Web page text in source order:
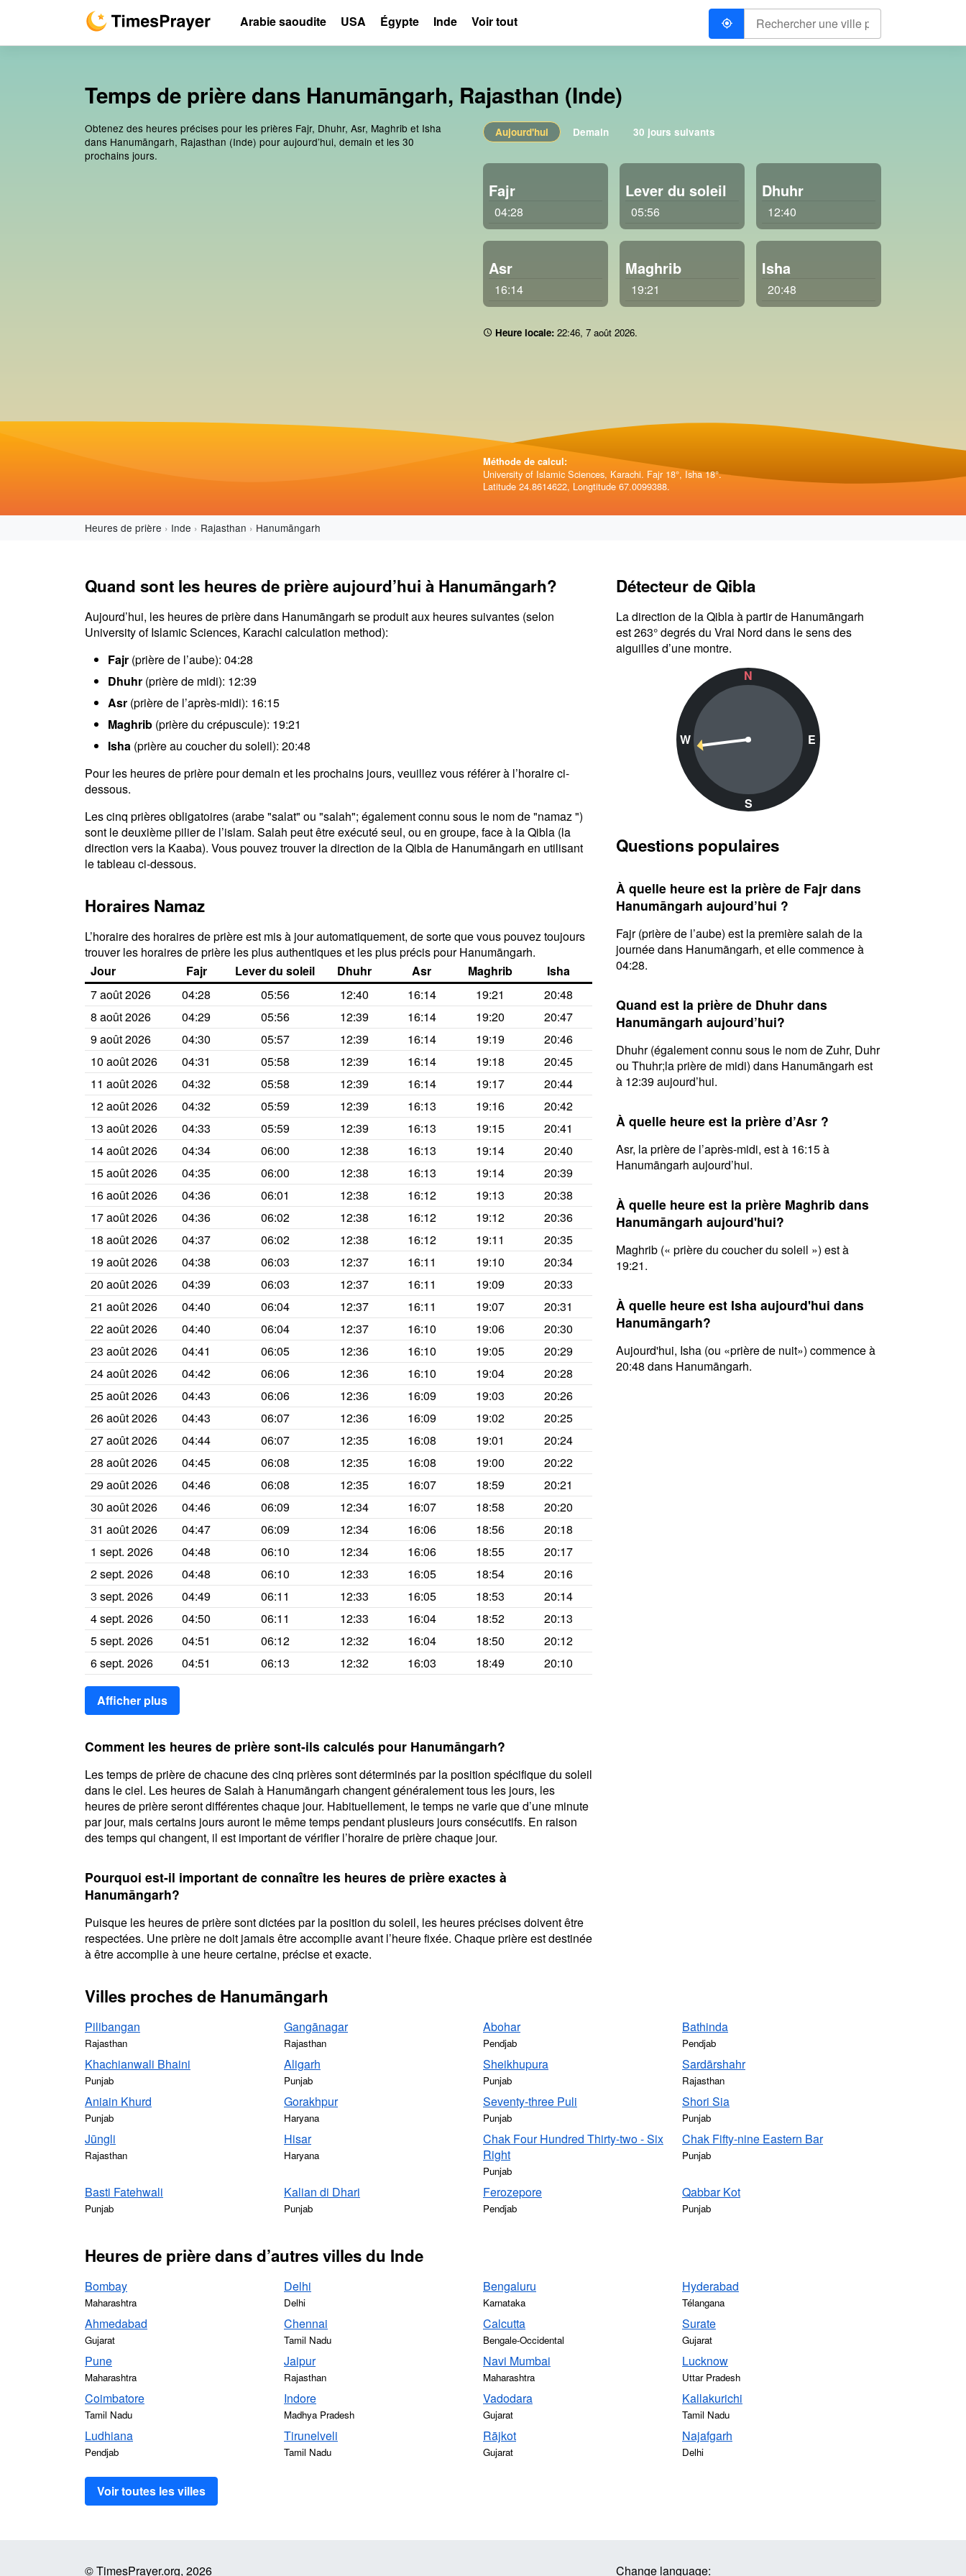
Temps de prière dans Hanumāngarh, Rajasthan (Inde)
Obtenez des heures précises pour les prières Fajr, Dhuhr, Asr, Maghrib et Isha
dans Hanumāngarh, Rajasthan (Inde) pour aujourd’hui, demain et les 30
prochains jours.
Aujourd'hui Demain 30 jours suivants
Fajr
04:28
Lever du soleil
05:56
Dhuhr
12:40
Asr
16:14
Maghrib
19:21
Isha
20:48
Heure locale: 22:46, 7 août 2026.
Méthode de calcul:
University of Islamic Sciences, Karachi. Fajr 18°, Isha 18°.
Latitude 24.8614622, Longtitude 67.0099388.
Heures de prière Inde Rajasthan Hanumāngarh
Quand sont les heures de prière aujourd’hui à Hanumāngarh?
Aujourd’hui, les heures de prière dans Hanumāngarh se produit aux heures suivantes (selon
University of Islamic Sciences, Karachi calculation method):
Fajr (prière de l’aube): 04:28
Dhuhr (prière de midi): 12:39
Asr (prière de l’après-midi): 16:15
Maghrib (prière du crépuscule): 19:21
Isha (prière au coucher du soleil): 20:48
Pour les heures de prière pour demain et les prochains jours, veuillez vous référer à l’horaire ci-
dessous.
Les cinq prières obligatoires (arabe "salat" ou "salah"; également connu sous le nom de "namaz ")
sont le deuxième pilier de l’islam. Salah peut être exécuté seul, ou en groupe, face à la Qibla (la
direction vers la Kaaba). Vous pouvez trouver la direction de la Qibla de Hanumāngarh en utilisant
le tableau ci-dessous.
Horaires Namaz
L’horaire des horaires de prière est mis à jour automatiquement, de sorte que vous pouvez toujours
trouver les horaires de prière les plus authentiques et les plus précis pour Hanumāngarh.
Jour
Fajr Lever du soleil Dhuhr Asr Maghrib
Isha
7 août 2026
04:28 05:56 12:40 16:14 19:21
20:48
8 août 2026
04:29 05:56 12:39 16:14 19:20
20:47
9 août 2026
04:30 05:57 12:39 16:14 19:19
20:46
10 août 2026
04:31 05:58 12:39 16:14 19:18
20:45
11 août 2026
04:32 05:58 12:39 16:14 19:17
20:44
12 août 2026
04:32 05:59 12:39 16:13 19:16
20:42
13 août 2026
04:33 05:59 12:39 16:13 19:15
20:41
14 août 2026
04:34 06:00 12:38 16:13 19:14
20:40
15 août 2026
04:35 06:00 12:38 16:13 19:14
20:39
16 août 2026
04:36 06:01 12:38 16:12 19:13
20:38
17 août 2026
04:36 06:02 12:38 16:12 19:12
20:36
18 août 2026
04:37 06:02 12:38 16:12 19:11
20:35
19 août 2026
04:38 06:03 12:37 16:11 19:10
20:34
20 août 2026
04:39 06:03 12:37 16:11 19:09
20:33
21 août 2026
04:40 06:04 12:37 16:11 19:07
20:31
22 août 2026
04:40 06:04 12:37 16:10 19:06
20:30
23 août 2026
04:41 06:05 12:36 16:10 19:05
20:29
24 août 2026
04:42 06:06 12:36 16:10 19:04
20:28
25 août 2026
04:43 06:06 12:36 16:09 19:03
20:26
26 août 2026
04:43 06:07 12:36 16:09 19:02
20:25
27 août 2026
04:44 06:07 12:35 16:08 19:01
20:24
28 août 2026
04:45 06:08 12:35 16:08 19:00
20:22
29 août 2026
04:46 06:08 12:35 16:07 18:59
20:21
30 août 2026
04:46 06:09 12:34 16:07 18:58
20:20
31 août 2026
04:47 06:09 12:34 16:06 18:56
20:18
1 sept. 2026
04:48 06:10 12:34 16:06 18:55
20:17
2 sept. 2026
04:48 06:10 12:33 16:05 18:54
20:16
3 sept. 2026
04:49 06:11 12:33 16:05 18:53
20:14
4 sept. 2026
04:50 06:11 12:33 16:04 18:52
20:13
5 sept. 2026
04:51 06:12 12:32 16:04 18:50
20:12
6 sept. 2026
04:51 06:13 12:32 16:03 18:49 20:10
Afficher plus
Comment les heures de prière sont-ils calculés pour Hanumāngarh?
Les temps de prière de chacune des cinq prières sont déterminés par la position spécifique du soleil
dans le ciel. Les heures de Salah à Hanumāngarh changent généralement tous les jours, les
heures de prière seront différentes chaque jour. Habituellement, le temps ne varie que d’une minute
par jour, mais certains jours auront le même temps pendant plusieurs jours consécutifs. En raison
des temps qui changent, il est important de vérifier l’horaire de prière chaque jour.
Pourquoi est-il important de connaître les heures de prière exactes à
Hanumāngarh?
Puisque les heures de prière sont dictées par la position du soleil, les heures précises doivent être
respectées. Une prière ne doit jamais être accomplie avant l’heure fixée. Chaque prière est destinée
à être accomplie à une heure certaine, précise et exacte.
Détecteur de Qibla
La direction de la Qibla à partir de Hanumāngarh
est 263° degrés du Vrai Nord dans le sens des
aiguilles d’une montre.
N
W
S
E
Questions populaires
À quelle heure est la prière de Fajr dans
Hanumāngarh aujourd’hui ?
Fajr (prière de l’aube) est la première salah de la
journée dans Hanumāngarh, et elle commence à
04:28.
Quand est la prière de Dhuhr dans
Hanumāngarh aujourd’hui?
Dhuhr (également connu sous le nom de Zuhr, Duhr
ou Thuhr;la prière de midi) dans Hanumāngarh est
à 12:39 aujourd’hui.
À quelle heure est la prière d’Asr ?
Asr, la prière de l’après-midi, est à 16:15 à
Hanumāngarh aujourd’hui.
À quelle heure est la prière Maghrib dans
Hanumāngarh aujourd'hui?
Maghrib (« prière du coucher du soleil ») est à
19:21.
À quelle heure est Isha aujourd'hui dans
Hanumāngarh?
Aujourd'hui, Isha (ou «prière de nuit») commence à
20:48 dans Hanumāngarh.
Villes proches de Hanumāngarh
Pilibangan
Rajasthan
Gangānagar
Rajasthan
Abohar
Pendjab
Bathinda
Pendjab
Khachianwali Bhaini
Punjab
Aligarh
Punjab
Sheikhupura
Punjab
Sardārshahr
Rajasthan
Aniain Khurd
Punjab
Gorakhpur
Haryana
Seventy-three Puli
Punjab
Shori Sia
Punjab
Jūngli
Rajasthan
Hisar
Haryana
Chak Four Hundred Thirty-two - Six
Right
Punjab
Chak Fifty-nine Eastern Bar
Punjab
Basti Fatehwali
Punjab
Kalian di Dhari
Punjab
Ferozepore
Pendjab
Qabbar Kot
Punjab
Heures de prière dans d’autres villes du Inde
Bombay
Maharashtra
Delhi
Delhi
Bengaluru
Karnataka
Hyderabad
Télangana
Ahmedabad
Gujarat
Chennai
Tamil Nadu
Calcutta
Bengale-Occidental
Surate
Gujarat
Pune
Maharashtra
Jaipur
Rajasthan
Navi Mumbai
Maharashtra
Lucknow
Uttar Pradesh
Coimbatore
Tamil Nadu
Indore
Madhya Pradesh
Vadodara
Gujarat
Kallakurichi
Tamil Nadu
Ludhiana
Pendjab
Tirunelveli
Tamil Nadu
Rājkot
Gujarat
Najafgarh
Delhi
Voir toutes les villes
Arabie saoudite USA Égypte Inde Voir tout
© TimesPrayer.org, 2026 Change language: